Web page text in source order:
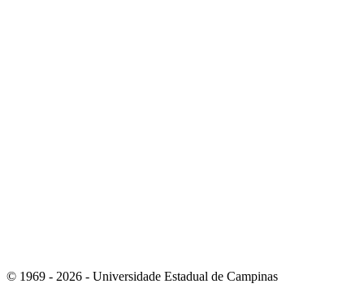
© 1969 - 2026 - Universidade Estadual de Campinas